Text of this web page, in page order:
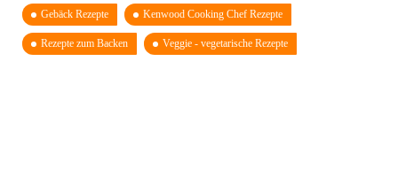
Gebäck Rezepte Kenwood Cooking Chef Rezepte
Rezepte zum Backen Veggie - vegetarische Rezepte